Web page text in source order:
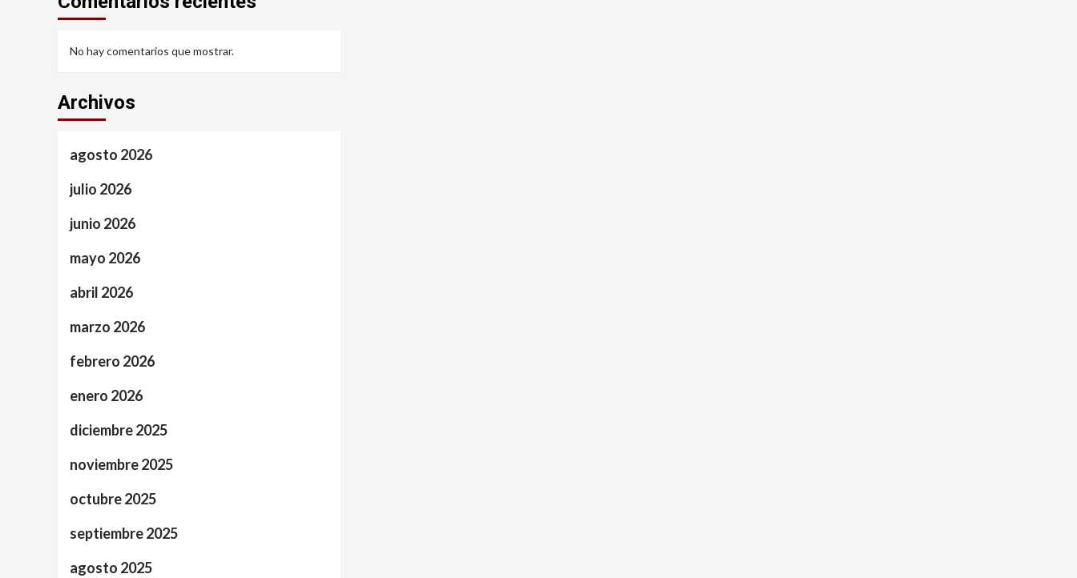
No hay comentarios que mostrar.
Archivos
agosto 2026
julio 2026
junio 2026
mayo 2026
abril 2026
marzo 2026
febrero 2026
enero 2026
diciembre 2025
noviembre 2025
octubre 2025
septiembre 2025
agosto 2025